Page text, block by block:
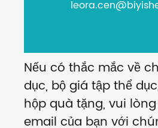
Nếu có thắc mắc về
dục, bộ giá tập thể
hộp quà tặng, vui
email của bạn với